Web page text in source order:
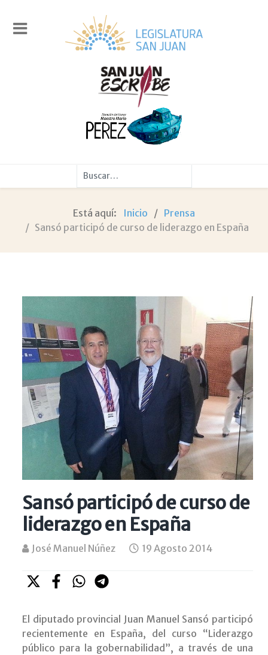
Buscar
Está aquí: Inicio
Prensa
Sansó participó de curso de liderazgo en España
Sansó participó de curso de
liderazgo en España
José Manuel Núñez 19 Agosto 2014
El diputado provincial Juan Manuel Sansó participó
recientemente en España, del curso “Liderazgo
público para la gobernabilidad”, a través de una